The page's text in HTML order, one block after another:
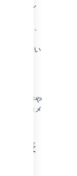
ロファイル
メントにい
、ページや
既存のコメ
に表